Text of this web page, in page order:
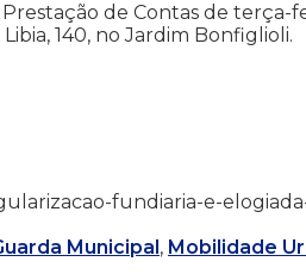
de Contas de terça-
140, no Jardim Bonfiglioli.
fundiaria-e-
Municipal, Mobilidade